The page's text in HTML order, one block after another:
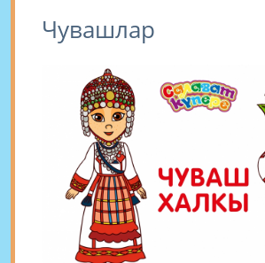
Чувашлар